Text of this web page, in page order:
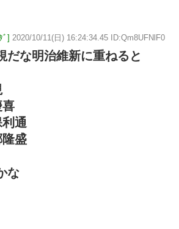
ﾞ] 2020/10/11(日) 16:24:34.45 ID:Qm8UFNlF0
だな明治維新に重ねると
喜
通
盛
な